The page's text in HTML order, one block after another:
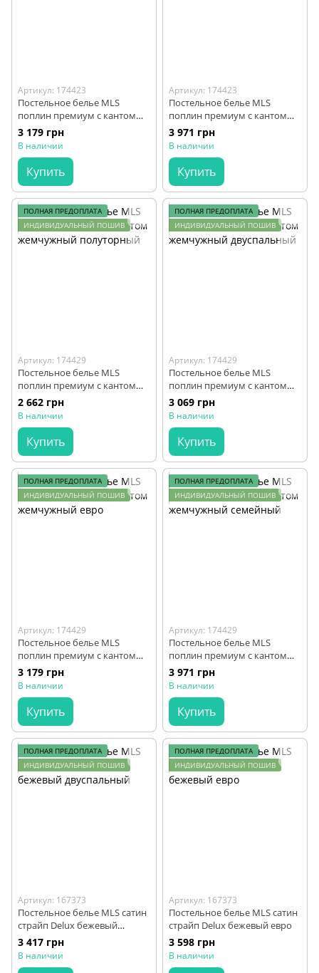
Артикул: 174423
Постельное белье MLS
поплин премиум с кантом
какао евро
3 179 грн
В наличии
Купить
Артикул: 174423
Постельное белье MLS
поплин премиум с кантом
какао семейный
3 971 грн
В наличии
Купить
ПОЛНАЯ ПРЕДОПЛАТА
ИНДИВИДУАЛЬНЫЙ ПОШИВ
Артикул: 174429
Постельное белье MLS
поплин премиум с кантом
жемчужный полуторный
2 662 грн
В наличии
Купить
ПОЛНАЯ ПРЕДОПЛАТА
ИНДИВИДУАЛЬНЫЙ ПОШИВ
Артикул: 174429
Постельное белье MLS
поплин премиум с кантом
жемчужный двуспальный
3 069 грн
В наличии
Купить
ПОЛНАЯ ПРЕДОПЛАТА
ИНДИВИДУАЛЬНЫЙ ПОШИВ
Артикул: 174429
Постельное белье MLS
поплин премиум с кантом
жемчужный евро
3 179 грн
В наличии
Купить
ПОЛНАЯ ПРЕДОПЛАТА
ИНДИВИДУАЛЬНЫЙ ПОШИВ
Артикул: 174429
Постельное белье MLS
поплин премиум с кантом
жемчужный семейный
3 971 грн
В наличии
Купить
ПОЛНАЯ ПРЕДОПЛАТА
ИНДИВИДУАЛЬНЫЙ ПОШИВ
Артикул: 167373
Постельное белье MLS сатин
страйп Delux бежевый
двуспальный
3 417 грн
В наличии
ПОЛНАЯ ПРЕДОПЛАТА
ИНДИВИДУАЛЬНЫЙ ПОШИВ
Артикул: 167373
Постельное белье MLS сатин
страйп Delux бежевый евро
3 598 грн
В наличии